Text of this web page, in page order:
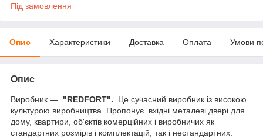
Під замовлення
Опис Характеристики Доставка Оплата Умови
Опис
Виробник — "REDFORT". Це сучасний виробник із високою
культурою виробництва. Пропонує вхідні металеві двері для
дому, квартири, об'єктів комерційних і виробничих як
стандартних розмірів і комплектацій, так і нестандартних.